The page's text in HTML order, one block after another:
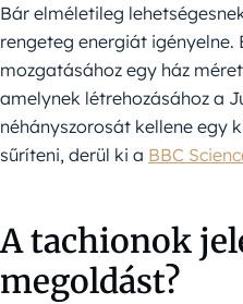
Bár elméletileg
rengeteg energiát
mozgatásához egy ház
amelynek létrehozásához a
néhányszorosát kellene egy
sűríteni, derül ki a BBC
A tachionok
megoldást?